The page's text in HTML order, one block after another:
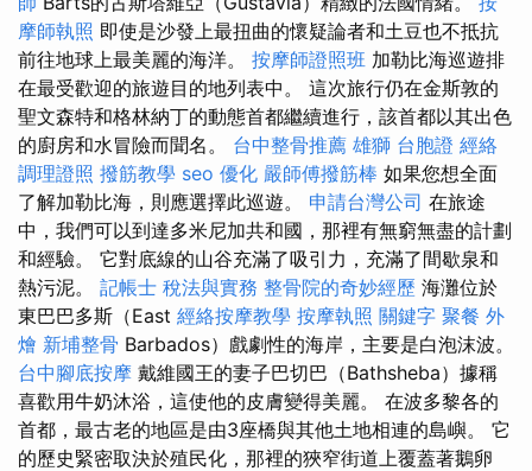
摩師執照 即使是沙發上最扭曲的懷疑論者和土豆也不抵抗
前往地球上最美麗的海洋。 按摩師證照班 加勒比海巡遊排
在最受歡迎的旅遊目的地列表中。 這次旅行仍在金斯敦的
聖文森特和格林納丁的動態首都繼續進行，該首都以其出色
的廚房和水冒險而聞名。 台中整骨推薦 雄獅 台胞證 經絡
調理證照 撥筋教學 seo 優化 嚴師傅撥筋棒 如果您想全面
了解加勒比海，則應選擇此巡遊。 申請台灣公司 在旅途
中，我們可以到達多米尼加共和國，那裡有無窮無盡的計劃
和經驗。 它對底線的山谷充滿了吸引力，充滿了間歇泉和
熱污泥。 記帳士 稅法與實務 整骨院的奇妙經歷 海灘位於
東巴巴多斯（East 經絡按摩教學 按摩執照 關鍵字 聚餐 外
燴 新埔整骨 Barbados）戲劇性的海岸，主要是白泡沫波。
台中腳底按摩 戴維國王的妻子巴切巴（Bathsheba）據稱
喜歡用牛奶沐浴，這使他的皮膚變得美麗。 在波多黎各的
首都，最古老的地區是由3座橋與其他土地相連的島嶼。 它
的歷史緊密取決於殖民化，那裡的狹窄街道上覆蓋著鵝卵